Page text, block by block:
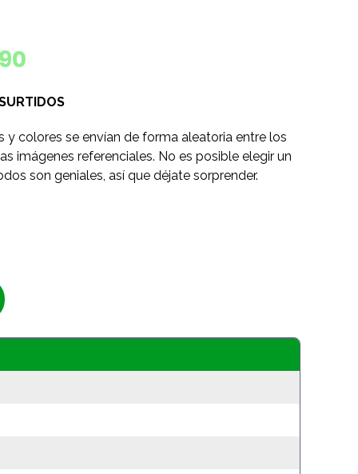
y colores se envían de forma aleatoria entre los
imágenes referenciales. No es posible elegir un
son geniales, así que déjate sorprender.